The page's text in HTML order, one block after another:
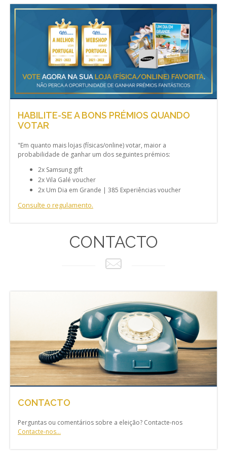
HABILITE-SE A BONS PRÉMIOS QUANDO
VOTAR
"Em quanto mais lojas (físicas/online) votar, maior a
probabilidade de ganhar um dos seguintes prémios:
2x Samsung gift
2x Vila Galé voucher
2x Um Dia em Grande | 385 Experiências voucher
Consulte o regulamento.
CONTACTO
CONTACTO
Perguntas ou comentários sobre a eleição? Contacte-nos
Contacte-nos...